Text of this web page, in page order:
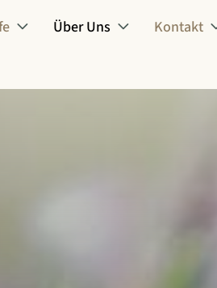
Über Uns Kontakt